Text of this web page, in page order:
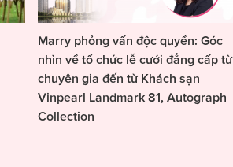
Marry phỏng vấn độc quyền: Góc
nhìn về tổ chức lễ cưới đẳng cấp từ
chuyên gia đến từ Khách sạn
Vinpearl Landmark 81, Autograph
Collection